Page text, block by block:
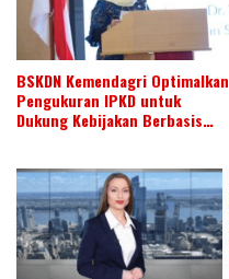
BSKDN Kemendagri Optimalkan
Pengukuran IPKD untuk
Dukung Kebijakan Berbasis